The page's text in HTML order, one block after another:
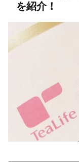
を紹介！